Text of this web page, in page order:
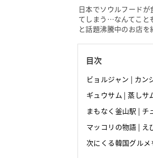
日本でソウルフード
てしまう…なんてこと
と話題沸騰中のお店
目次
ビョルジャン | カン
ギュウサム | 蒸しサ
まもなく釜山駅 | チ
マッコリの物語 | え
次にくる韓国グルメ